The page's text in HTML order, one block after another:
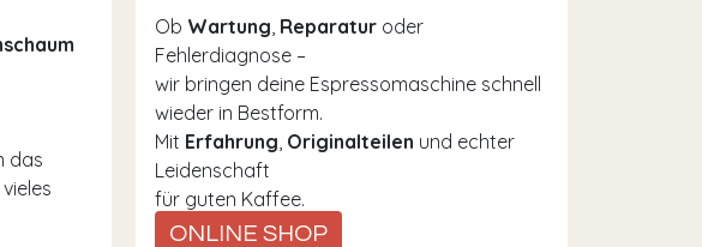
das
Ob Wartung, Reparatur oder
Fehlerdiagnose –
wir bringen deine Espressomaschine schnell
wieder in Bestform.
Mit Erfahrung, Originalteilen und echter
Leidenschaft
für guten Kaffee.
ONLINE SHOP